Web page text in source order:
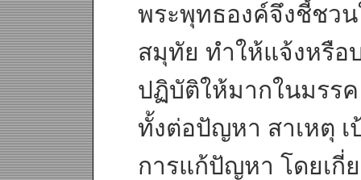
พระพุทธองค์จึงชี้ชว
สมุทัย ทำให้แจ้งหรือ
ปฏิบัติให้มากในมรร
ทั้งต่อปัญหา สาเหตุ
การแก้ปัญหา โดยเกี่